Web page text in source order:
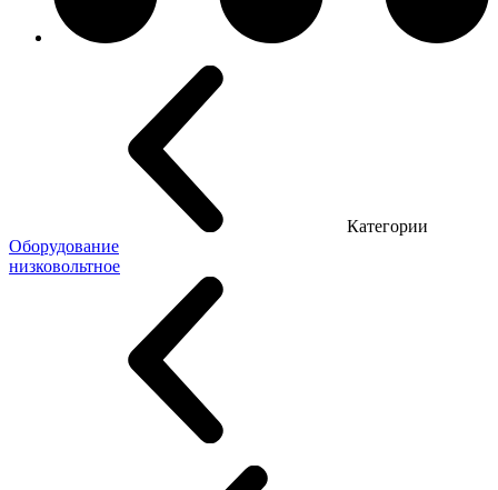
Категории
Оборудование
низковольтное